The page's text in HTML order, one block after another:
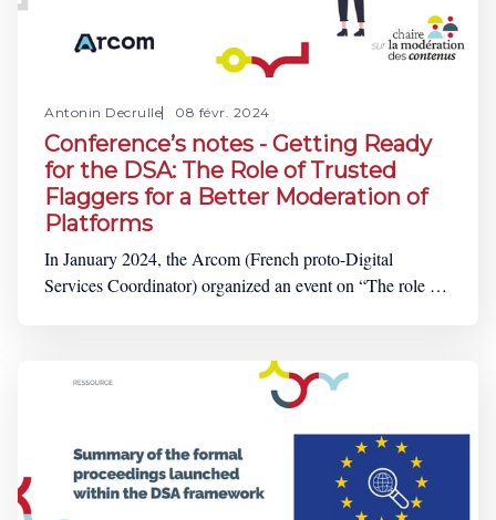
Antonin Decrulle 08 févr. 2024
Conference’s notes - Getting Ready
for the DSA: The Role of Trusted
Flaggers for a Better Moderation of
Platforms
In January 2024, the Arcom (French proto-Digital
Services Coordinator) organized an event on “The role of
underlining the legal framework under which trusted
flaggers will be designated. The DSC (Digital Services